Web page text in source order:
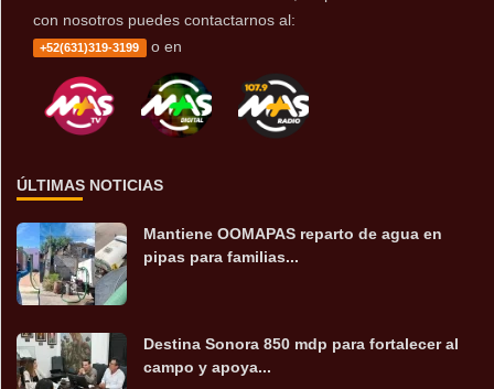
con nosotros puedes contactarnos al:
+52(631)319-3199 o en
ÚLTIMAS NOTICIAS
Mantiene OOMAPAS reparto de agua en
pipas para familias...
Destina Sonora 850 mdp para fortalecer al
campo y apoya...